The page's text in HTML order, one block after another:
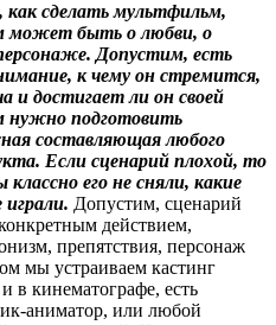
как сделать мультфильм,
может быть о любви, о
Допустим, есть
к чему он стремится,
и достигает ли он своей
нужно подготовить
составляющая любого
Если сценарий плохой, то
его не сняли, какие
Допустим, сценарий
действием,
препятствия, персонаж
мы устраиваем кастинг
в кинематографе, есть
аниматор, или любой